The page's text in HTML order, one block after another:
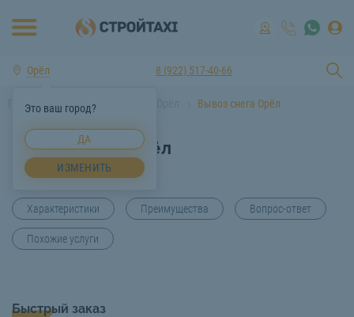
Орёл
Это ваш город?
ДА
ИЗМЕНИТЬ
8 (922) 517-40-66
Главная Услуги спецтехники Орёл Вывоз снега Орёл
Вывоз снега Орёл
Характеристики Преимущества Вопрос-ответ
Похожие услуги
Быстрый заказ